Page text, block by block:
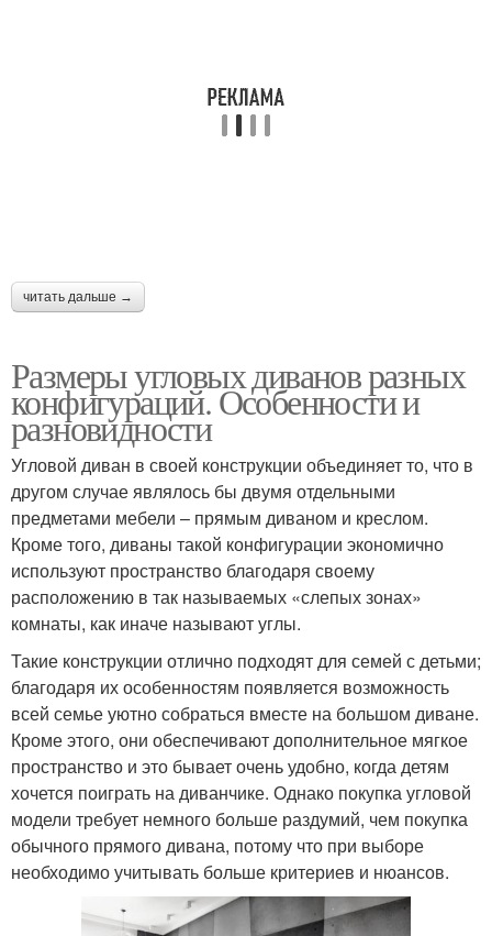
читать дальше →
Размеры угловых диванов разных
конфигураций. Особенности и
разновидности
Угловой диван в своей конструкции объединяет то, что в
другом случае являлось бы двумя отдельными
предметами мебели – прямым диваном и креслом.
Кроме того, диваны такой конфигурации экономично
используют пространство благодаря своему
расположению в так называемых «слепых зонах»
комнаты, как иначе называют углы.
Такие конструкции отлично подходят для семей с детьми;
благодаря их особенностям появляется возможность
всей семье уютно собраться вместе на большом диване.
Кроме этого, они обеспечивают дополнительное мягкое
пространство и это бывает очень удобно, когда детям
хочется поиграть на диванчике. Однако покупка угловой
модели требует немного больше раздумий, чем покупка
обычного прямого дивана, потому что при выборе
необходимо учитывать больше критериев и нюансов.